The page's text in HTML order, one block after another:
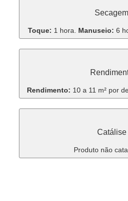
Secagem
Toque: 1 hora. Manuseio: 6
Rendimento: 10 a 11 m² por
Catálise
Produto não